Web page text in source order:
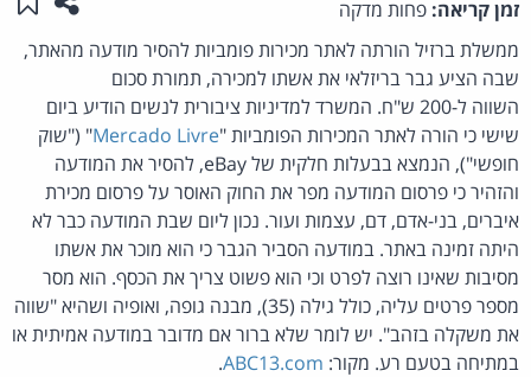
זמן קריאה: פחות מדקה
ממשלת ברזיל הורתה לאתר מכירות פומביות להסיר מודעה מהאתר,
שבה הציע גבר בריזלאי את אשתו למכירה, תמורת סכום
השווה ל-200 ש"ח. המשרד למדיניות ציבורית לנשים הודיע ביום
שישי כי הורה לאתר המכירות הפומביות "Mercado Livre" ("שוק
חופשי"), הנמצא בבעלות חלקית של eBay, להסיר את המודעה
והזהיר כי פרסום המודעה מפר את החוק האוסר על פרסום מכירת
איברים, בני-אדם, דם, עצמות ועור. נכון ליום שבת המודעה כבר לא
היתה זמינה באתר. במודעה הסביר הגבר כי הוא מוכר את אשתו
מסיבות שאינו רוצה לפרט וכי הוא פשוט צריך את הכסף. הוא מסר
מספר פרטים עליה, כולל גילה (35), מבנה גופה, ואופיה ושהיא "שווה
את משקלה בזהב". יש לומר שלא ברור אם מדובר במודעה אמיתית או
במתיחה בטעם רע. מקור: ABC13.com
.